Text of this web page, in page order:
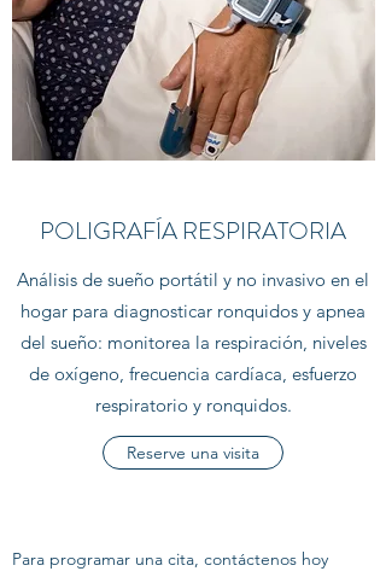
POLIGRAFÍA RESPIRATORIA
Análisis de sueño portátil y no invasivo en el
hogar para diagnosticar ronquidos y apnea
del sueño: monitorea la respiración, niveles
de oxígeno, frecuencia cardíaca, esfuerzo
respiratorio y ronquidos.
Reserve una visita
Para programar una cita, contáctenos hoy